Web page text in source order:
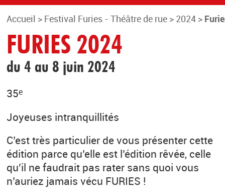
Accueil > Festival Furies - Théâtre de rue > 2024 >
FURIES 2024
du 4 au 8 juin 2024
35e
Joyeuses intranquillités
C’est très particulier de vous présenter cette
édition parce qu’elle est l’édition rêvée, celle
qu’il ne faudrait pas rater sans quoi vous
n’auriez jamais vécu FURIES !